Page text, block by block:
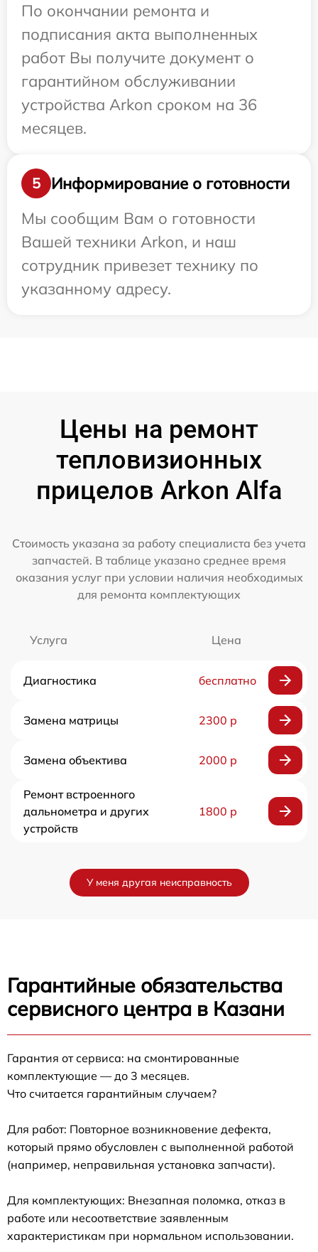
По окончании ремонта и
подписания акта выполненных
работ Вы получите документ о
гарантийном обслуживании
устройства Arkon сроком на 36
месяцев.
5
Информирование о готовности
Мы сообщим Вам о готовности
Вашей техники Arkon, и наш
сотрудник привезет технику по
указанному адресу.
Цены на ремонт
тепловизионных
прицелов Arkon Alfa
Стоимость указана за работу специалиста без учета
запчастей. В таблице указано среднее время
оказания услуг при условии наличия необходимых
для ремонта комплектующих
Услуга Цена
Диагностика бесплатно
Замена матрицы 2300 р
Замена объектива 2000 р
Ремонт встроенного
дальнометра и других
устройств
1800 р
У меня другая неисправность
Гарантийные обязательства
сервисного центра в Казани
Гарантия от сервиса: на смонтированные
комплектующие — до 3 месяцев.
Что считается гарантийным случаем?
Для работ: Повторное возникновение дефекта,
который прямо обусловлен с выполненной работой
(например, неправильная установка запчасти).
Для комплектующих: Внезапная поломка, отказ в
работе или несоответствие заявленным
характеристикам при нормальном использовании.